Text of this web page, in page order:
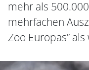
mehr als
mehrfachen
Zoo Europas”